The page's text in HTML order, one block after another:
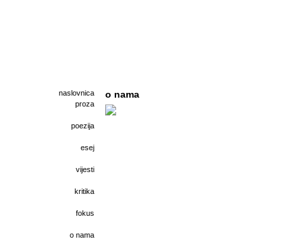
naslovnica
proza
poezija
esej
vijesti
kritika
fokus
o nama
o nama